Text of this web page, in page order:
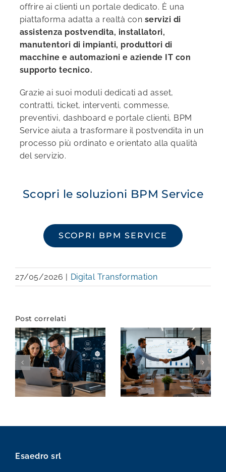
offrire ai clienti un portale dedicato. È una
piattaforma adatta a realtà con servizi di
assistenza postvendita, installatori,
manutentori di impianti, produttori di
macchine e automazioni e aziende IT con
supporto tecnico.
Grazie ai suoi moduli dedicati ad asset,
contratti, ticket, interventi, commesse,
preventivi, dashboard e portale clienti, BPM
Service aiuta a trasformare il postvendita in un
processo più ordinato e orientato alla qualità
del servizio.
Scopri le soluzioni BPM Service
SCOPRI BPM SERVICE
27/05/2026 | Digital Transformation
Post correlati
Controllo di
gestione e
ERP
intelligente:
come le PMI
trasformano i
MES aiuta ad
affrontare le
interruzioni
nella supply